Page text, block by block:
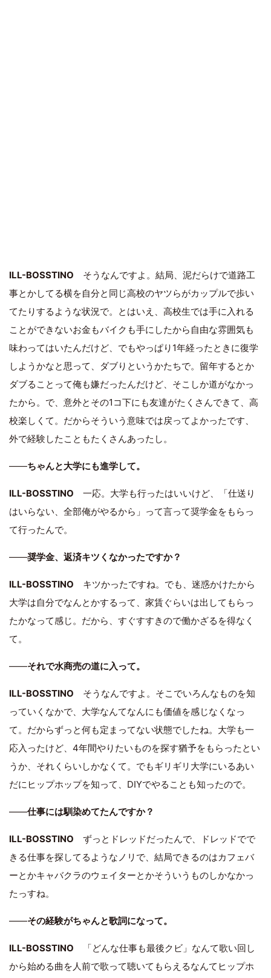
ILL-BOSSTINO そうなんですよ。結局、泥だらけで道路工
事とかしてる横を自分と同じ高校のヤツらがカップルで歩い
てたりするような状況で。とはいえ、高校生では手に入れる
ことができないお金もバイクも手にしたから自由な雰囲気も
味わってはいたんだけど、でもやっぱり1年経ったときに復学
しようかなと思って、ダブりというかたちで。留年するとか
ダブることって俺も嫌だったんだけど、そこしか道がなかっ
たから。で、意外とその1コ下にも友達がたくさんできて、高
校楽しくて。だからそういう意味では戻ってよかったです、
外で経験したこともたくさんあったし。
――ちゃんと大学にも進学して。
ILL-BOSSTINO 一応。大学も行ったはいいけど、「仕送り
はいらない、全部俺がやるから」って言って奨学金をもらっ
て行ったんで。
――奨学金、返済キツくなかったですか？
ILL-BOSSTINO キツかったですね。でも、迷惑かけたから
大学は自分でなんとかするって、家賃ぐらいは出してもらっ
たかなって感じ。だから、すぐすすきので働かざるを得なく
て。
――それで水商売の道に入って。
ILL-BOSSTINO そうなんですよ。そこでいろんなものを知
っていくなかで、大学なんてなんにも価値を感じなくなっ
て。だからずっと何も定まってない状態でしたね。大学も一
応入ったけど、4年間やりたいものを探す猶予をもらったとい
うか、それくらいしかなくて。でもギリギリ大学にいるあい
だにヒップホップを知って、DIYでやることも知ったので。
――仕事には馴染めてたんですか？
ILL-BOSSTINO ずっとドレッドだったんで、ドレッドでで
きる仕事を探してるようなノリで、結局できるのはカフェバ
ーとかキャバクラのウェイターとかそういうものしかなかっ
たっすね。
――その経験がちゃんと歌詞になって。
ILL-BOSSTINO 「どんな仕事も最後クビ」なんて歌い回し
から始める曲を人前で歌って聴いてもらえるなんてヒップホ